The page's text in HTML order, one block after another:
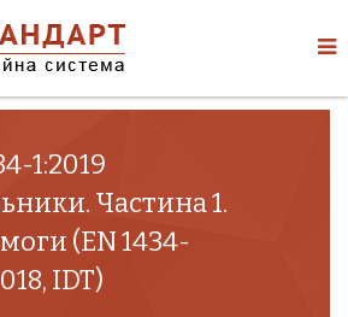
1:2019
Частина 1.
(EN 1434-
IDT)